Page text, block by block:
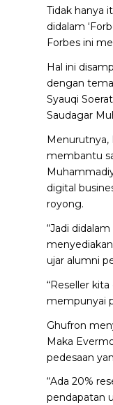
Tidak hanya
didalam
Forbes ini
Hal ini
dengan
Syauqi
Saudagar
Menurutnya,
membantu
digital
royong.
“Jadi
ujar alumni
“Reseller
mempunyai
Ghufron
Maka
pedesaan
“Ada 20%
pendapatan